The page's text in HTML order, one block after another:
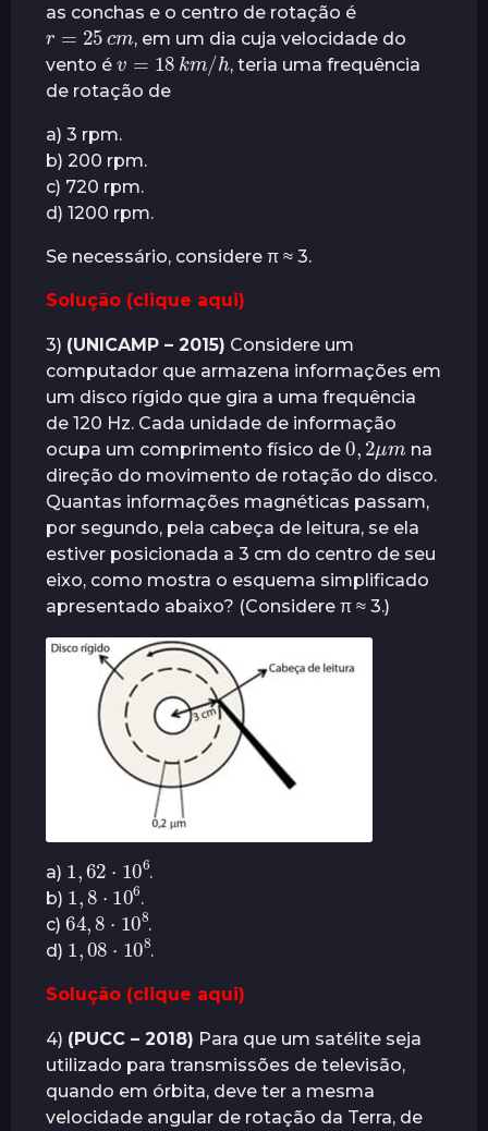
as conchas e o centro de rotação é
r= 25cm
, em um dia cuja velocidade do
vento é
v=18km/ h
, teria uma frequência
de rotação de
a) 3 rpm.
b) 200 rpm.
c) 720 rpm.
d) 1200 rpm.
Se necessário, considere π ≈ 3.
Solução (clique aqui)
3) (UNICAMP – 2015) Considere um
computador que armazena informações em
um disco rígido que gira a uma frequência
de 120 Hz. Cada unidade de informação
ocupa um comprimento físico de
0,2μ
m
na
direção do movimento de rotação do disco.
Quantas informações magnéticas passam,
por segundo, pela cabeça de leitura, se ela
estiver posicionada a 3 cm do centro de seu
eixo, como mostra o esquema simplificado
apresentado abaixo? (Considere π ≈ 3.)
a)
1 62 106
.
b)
1, 8⋅106
.
c)
64,8⋅10
8
.
d)
1,08 ⋅10
8
.
Solução (clique aqui)
4) (PUCC – 2018) Para que um satélite seja
utilizado para transmissões de televisão,
quando em órbita, deve ter a mesma
velocidade angular de rotação da Terra, de